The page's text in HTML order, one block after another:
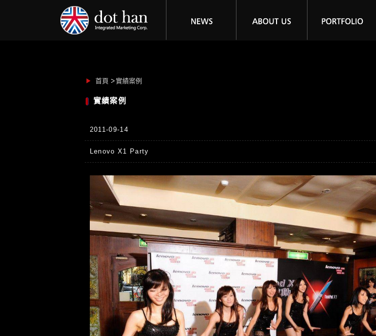
首頁 實績案例
實績案例
2011-09-14
Lenovo X1 Party